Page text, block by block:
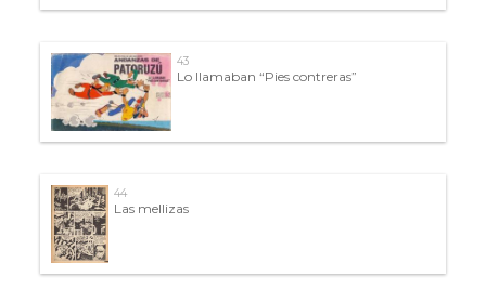
43
Lo llamaban “Pies contreras”
44
Las mellizas